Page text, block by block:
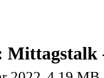
Mittagstalk